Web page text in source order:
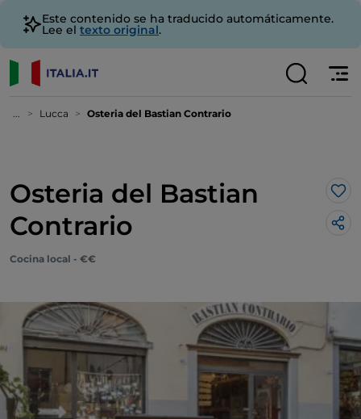
Este contenido se ha traducido automáticamente.
Lee el texto original.
... Lucca Osteria del Bastian Contrario
Osteria del Bastian
Contrario
Me
Cocina local - €€